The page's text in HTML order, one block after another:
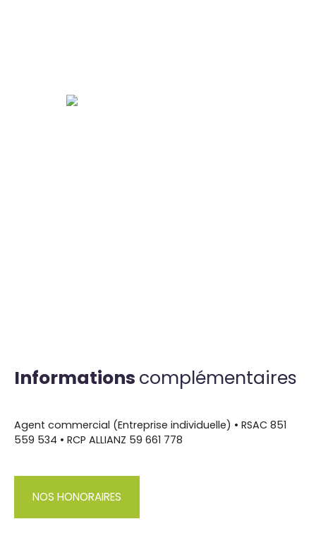
Informations complémentaires
Agent commercial (Entreprise individuelle) • RSAC 851
559 534 • RCP ALLIANZ 59 661 778
NOS HONORAIRES